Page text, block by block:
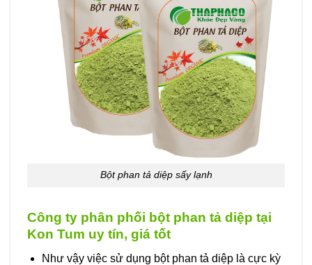
Bột phan tả diệp sấy lạnh
Công ty phân phối bột phan tả diệp tại
Kon Tum uy tín, giá tốt
Như vậy việc sử dụng bột phan tả diệp là cực kỳ